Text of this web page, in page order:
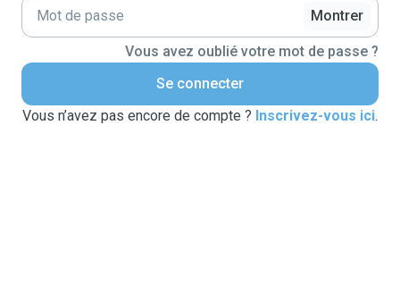
Montrer
Vous avez oublié votre mot de passe ?
Se connecter
Vous n’avez pas encore de compte ? Inscrivez-vous ici.